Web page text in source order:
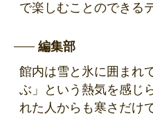
で楽しむことのできる
編集部
館内は雪と氷に囲まれ
ぶ」という熱気を感じ
れた人からも寒さだけ